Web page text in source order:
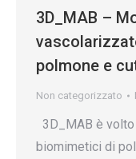
3D_MAB –
polmone e
Non categorizzato
3D_MAB è
biomimetici di